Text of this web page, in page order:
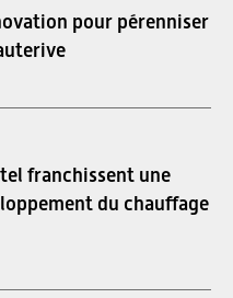
pour pérenniser
franchissent une
du chauffage